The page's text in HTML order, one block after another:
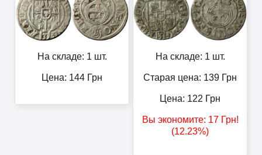
На складе: 1 шт.
Цена: 144 Грн
На складе: 1 шт.
Старая цена: 139 Грн
Цена: 122 Грн
Вы экономите: 17Грн!
(12.23%)